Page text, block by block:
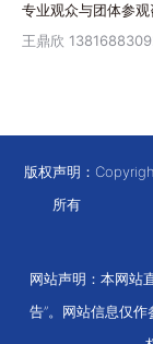
专业观众与团体参观
王鼎欣
版权声明：
所有
网站声明：本网站
告”。网站信息仅